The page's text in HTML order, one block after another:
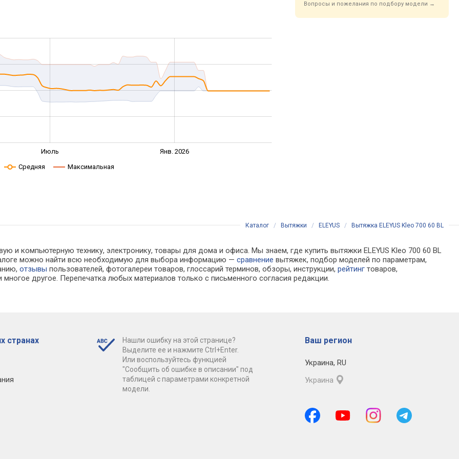
Июль Янв. 2026
Средняя Максимальная
Вопросы и пожелания по подбору модели →
Каталог / Вытяжки / ELEYUS / Вытяжка ELEYUS Kleo 700 60 BL
и компьютерную технику, электронику, товары для дома и офиса. Мы знаем, где купить вытяжки ELEYUS Kleo 700 60 BL
можно найти всю необходимую для выбора информацию —сравнение вытяжек, подбор моделей по параметрам,
отзывы пользователей, фотогалереи товаров, глоссарий терминов, обзоры, инструкции,рейтинг товаров,
многое другое. Перепечатка любых материалов только с письменного согласия редакции.
странах
Нашли ошибку на этой странице?
Выделите ее и нажмите Ctrl+Enter.
Или воспользуйтесь функцией
"Сообщить об ошибке в описании" под
таблицей с параметрами конкретной
модели.
Ваш регион
Украина, RU
Украина